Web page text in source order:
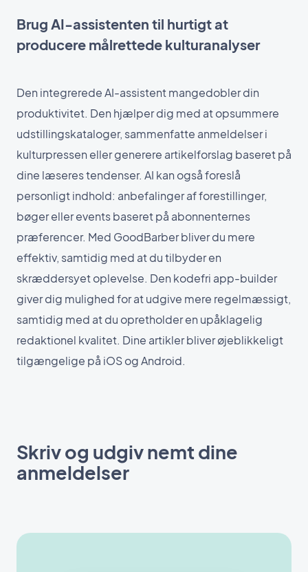
Brug AI-assistenten til hurtigt at
producere målrettede kulturanalyser
Den integrerede AI-assistent mangedobler din
produktivitet. Den hjælper dig med at opsummere
udstillingskataloger, sammenfatte anmeldelser i
kulturpressen eller generere artikelforslag baseret på
dine læseres tendenser. AI kan også foreslå
personligt indhold: anbefalinger af forestillinger,
bøger eller events baseret på abonnenternes
præferencer. Med GoodBarber bliver du mere
effektiv, samtidig med at du tilbyder en
skræddersyet oplevelse. Den kodefri app-builder
giver dig mulighed for at udgive mere regelmæssigt,
samtidig med at du opretholder en upåklagelig
redaktionel kvalitet. Dine artikler bliver øjeblikkeligt
tilgængelige på iOS og Android.
Skriv og udgiv nemt dine
anmeldelser